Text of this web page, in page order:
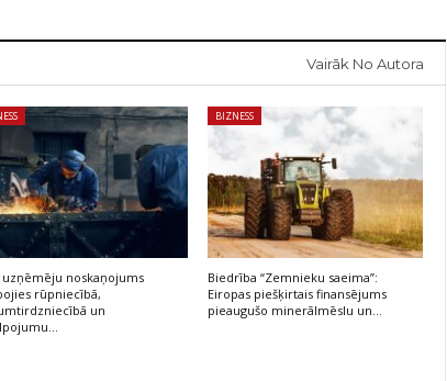
Vairāk No Autora
uzņēmēju noskaņojums
rūpniecībā,
un
BIZNESS
Biedrība “Zemnieku saeima”:
Eiropas piešķirtais finansējums
pieaugušo minerālmēslu un…